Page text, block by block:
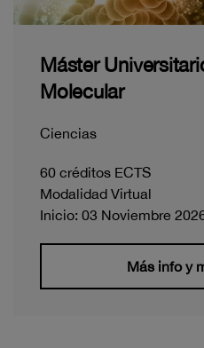
Máster
Molecular
Ciencias
60 créditos ECTS
Modalidad Virtual
Inicio: 03 Noviembre
Más info y